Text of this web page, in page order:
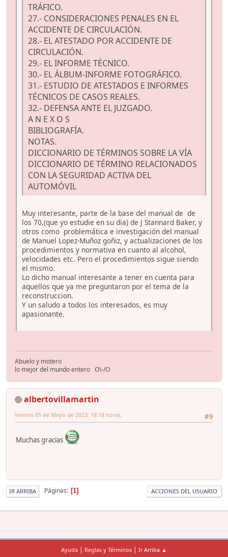
TRÁFICO.
27.- CONSIDERACIONES PENALES EN EL
ACCIDENTE DE CIRCULACIÓN.
28.- EL ATESTADO POR ACCIDENTE DE
CIRCULACIÓN.
29.- EL INFORME TÉCNICO.
30.- EL ÁLBUM-INFORME FOTOGRÁFICO.
31.- ESTUDIO DE ATESTADOS E INFORMES
TÉCNICOS DE CASOS REALES.
32.- DEFENSA ANTE EL JUZGADO.
A N E X O S
BIBLIOGRAFÍA.
NOTAS.
DICCIONARIO DE TÉRMINOS SOBRE LA VÍA
DICCIONARIO DE TÉRMINO RELACIONADOS
CON LA SEGURIDAD ACTIVA DEL
AUTOMÓVIL
Muy interesante, parte de la base del manual de de
los 70,(que yo estudie en su dia) de J Stannard Baker, y
otros como problemática e investigación del manual
de Manuel Lopez-Muñoz goñiz, y actualizaciones de los
procedimientos y normativa en cuanto al alcohol,
velocidades etc. Pero el procedimientos sigue siendo
el mismo.
Lo dicho manual interesante a tener en cuenta para
aquellos que ya me preguntaron por el tema de la
reconstruccion.
Y un saludo a todos los interesados, es muy
apasionante.
Abuelo y motero
lo mejor del mundo entero O\-/O
albertovillamartin
#9
Viernes 05 de Mayo de 2023. 18:18 horas.
Muchas gracias
IR ARRIBA Páginas 1 ACCIONES DEL USUARIO
Ayuda | Reglas y Términos | Ir Arriba ▲